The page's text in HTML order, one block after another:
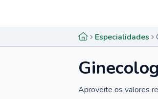
Especialidades
Aproveite os valores